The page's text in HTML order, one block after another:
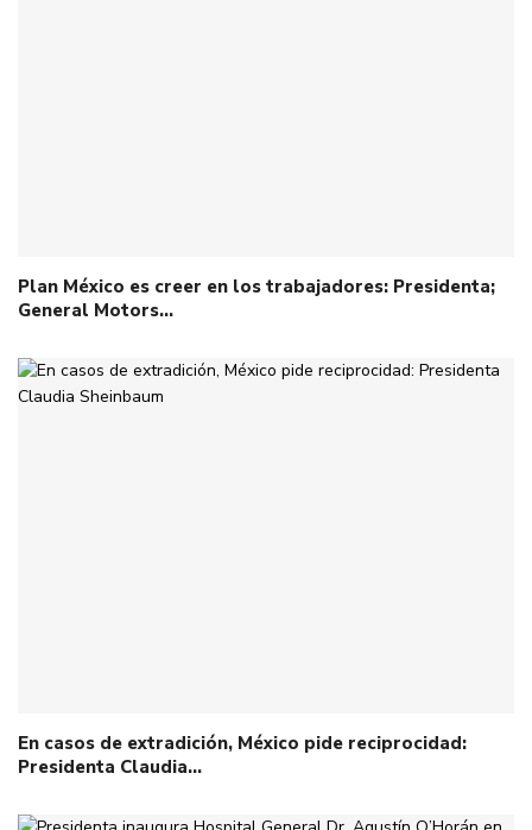
Plan México es creer en los trabajadores: Presidenta;
General Motors…
En casos de extradición, México pide reciprocidad:
Presidenta Claudia…